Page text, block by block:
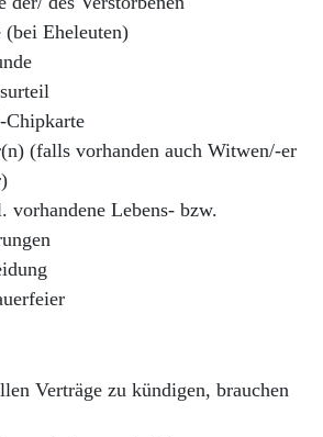
Eheleuten)
Chipkarte
(falls vorhanden auch Witwen/-er
vorhandene Lebens- bzw.
Verträge zu kündigen, brauchen